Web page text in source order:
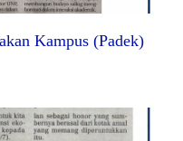
Kampus (Padek)